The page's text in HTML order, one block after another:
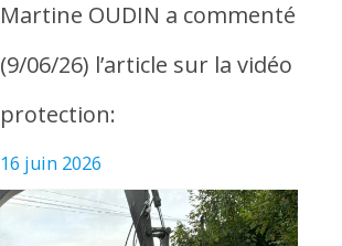
Martine OUDIN a commenté
(9/06/26) l’article sur la vidéo
protection:
16 juin 2026